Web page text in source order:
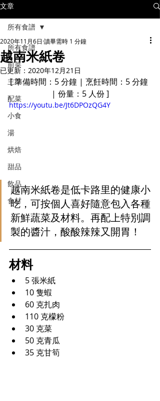
文章
所有食譜
前菜
主菜
配菜
小食
湯
烘焙
甜品
飲品
食材
所有食譜
越南米紙卷
2020年11月6日 讀畢需時 1 分鐘
已更新： 2020年12月21日
[ 準備時間：5 分鐘 | 烹飪時間：5 分鐘
| 份量：5 人份 ]
https://youtu.be/Jt6DPOzQG4Y
越南米紙卷是低卡路里的健康小
吃，可按個人喜好隨意包入各種
新鮮蔬菜及材料。再配上特別調
製的醬汁，酸酸辣辣又開胃！
材料
5 張米紙
10 隻蝦
60 克扎肉
110 克檬粉
30 克菜
50 克青瓜
35 克甘筍